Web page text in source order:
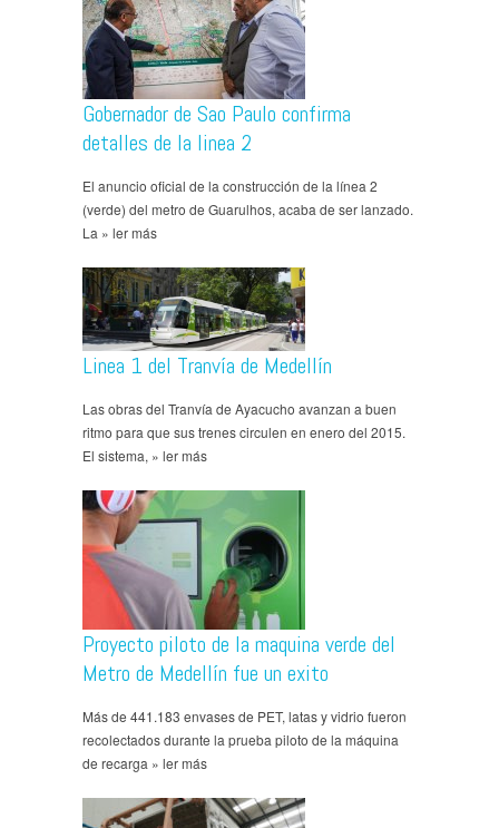
Gobernador de Sao Paulo confirma
detalles de la linea 2
El anuncio oficial de la construcción de la línea 2
(verde) del metro de Guarulhos, acaba de ser lanzado.
La » ler más
Linea 1 del Tranvía de Medellín
Las obras del Tranvía de Ayacucho avanzan a buen
ritmo para que sus trenes circulen en enero del 2015.
El sistema, » ler más
Proyecto piloto de la maquina verde del
Metro de Medellín fue un exito
Más de 441.183 envases de PET, latas y vidrio fueron
recolectados durante la prueba piloto de la máquina
de recarga » ler más